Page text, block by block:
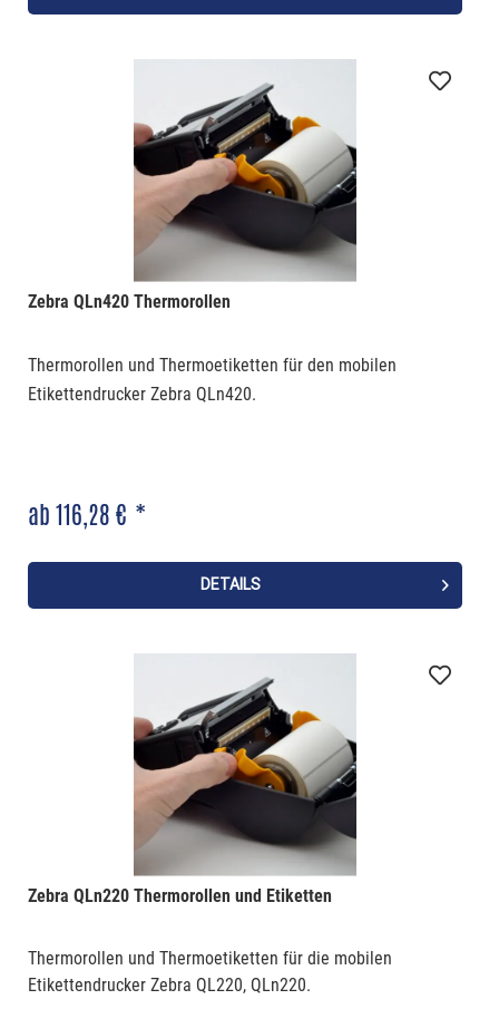
Zebra QLn420 Thermorollen
Thermorollen und Thermoetiketten für den mobilen
Etikettendrucker Zebra QLn420.
ab 116,28 € *
DETAILS
Zebra QLn220 Thermorollen und Etiketten
Thermorollen und Thermoetiketten für die mobilen
Etikettendrucker Zebra QL220, QLn220.